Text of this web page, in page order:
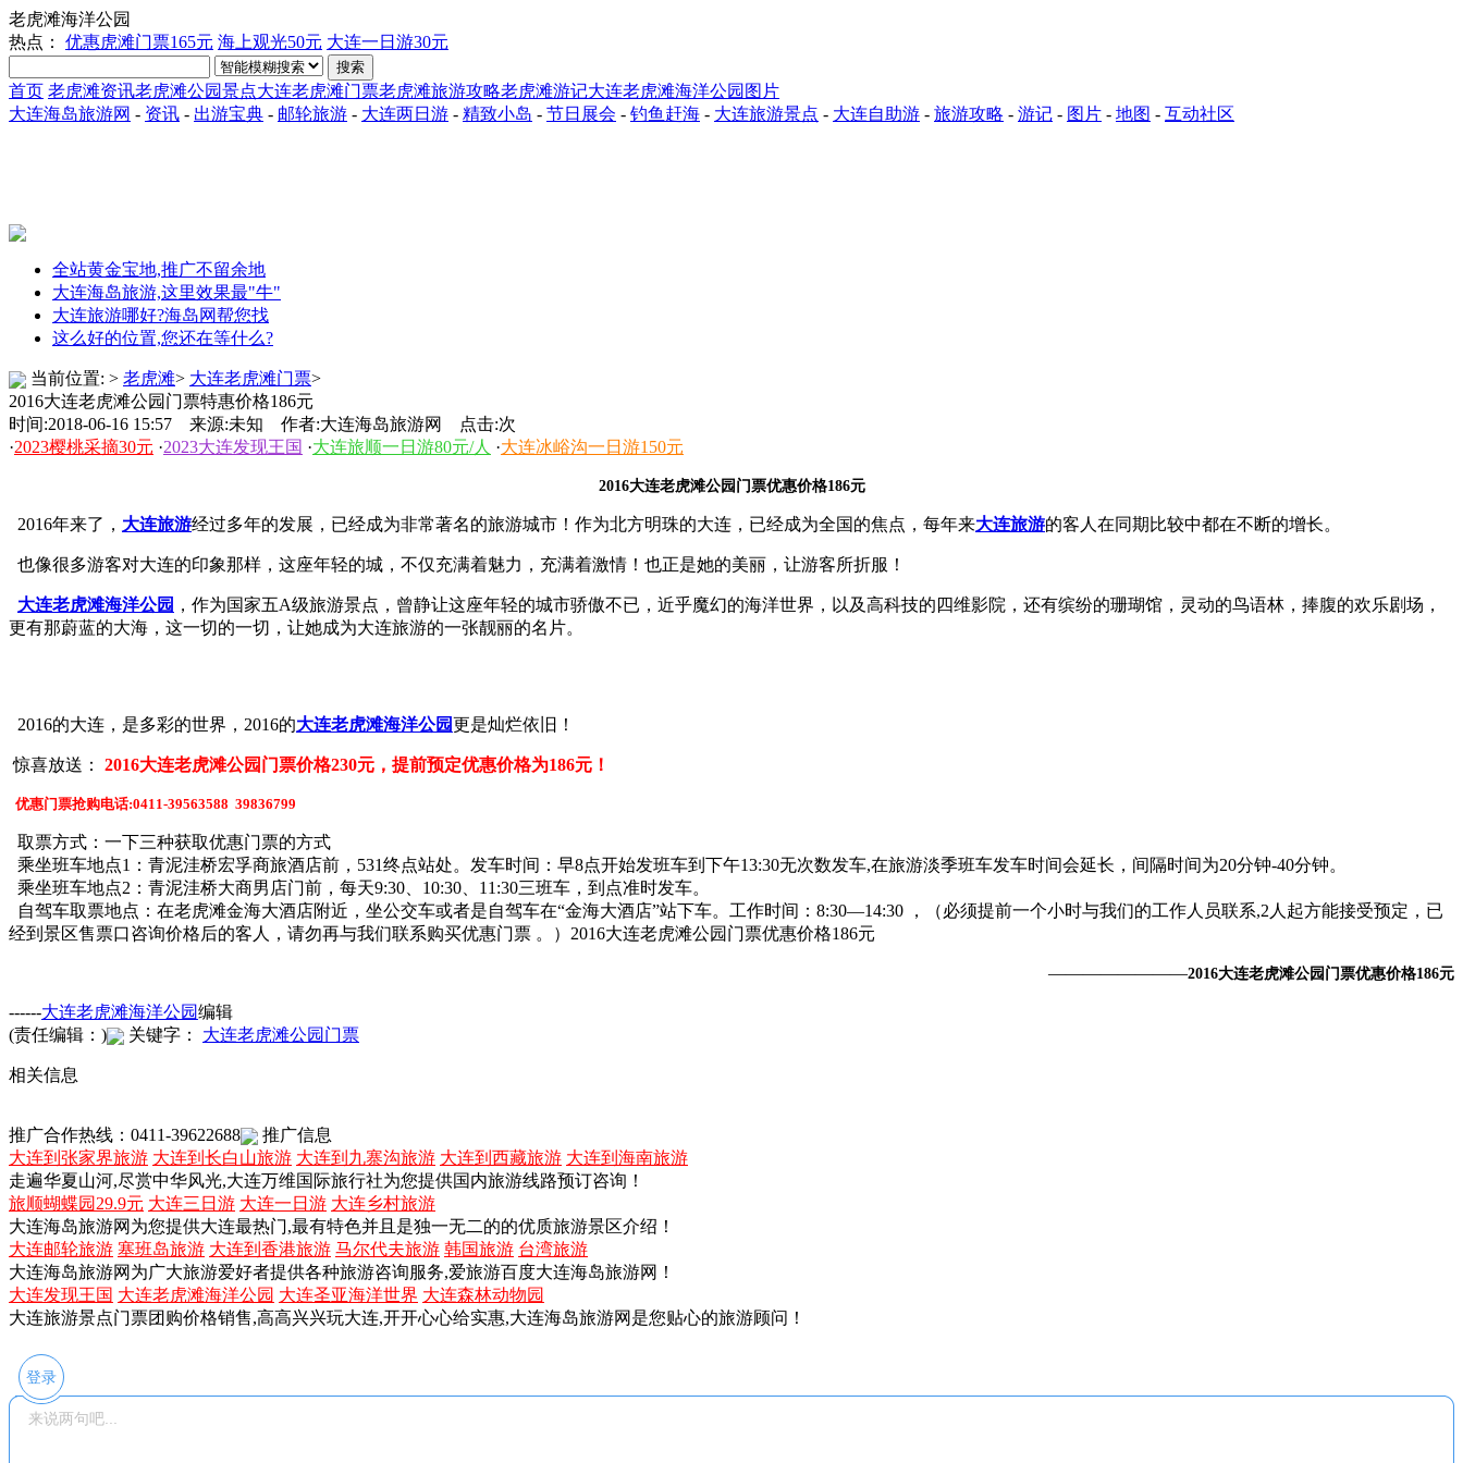
老虎滩海洋公园
热点：
优惠虎滩门票165元 海上观光50元 大连一日游30元
搜索
首页 老虎滩资讯老虎滩公园景点大连老虎滩门票老虎滩旅游攻略老虎滩游记大连老虎滩海洋公园图片
大连海岛旅游网 - 资讯 - 出游宝典 - 邮轮旅游 - 大连两日游 - 精致小岛 - 节日展会 - 钓鱼赶海 - 大连旅游景点 - 大连自助游 - 旅游攻略 - 游记 - 图片 - 地图 - 互动社区
全站黄金宝地,推广不留余地
大连海岛旅游,这里效果最"牛"
大连旅游哪好?海岛网帮您找
这么好的位置,您还在等什么?
当前位置: > 老虎滩> 大连老虎滩门票>
2016大连老虎滩公园门票特惠价格186元
时间:2018-06-16 15:57 来源:未知 作者:大连海岛旅游网 点击:次
·2023樱桃采摘30元 ·2023大连发现王国 ·大连旅顺一日游80元/人 ·大连冰峪沟一日游150元
2016大连老虎滩公园门票优惠价格186元
2016年来了， 大连旅游经过多年的发展，已经成为非常著名的旅游城市！作为北方明珠的大连，已经成为全国的焦点，每年来大连旅游的客人在同期比较中都在不断的增长。
也像很多游客对大连的印象那样，这座年轻的城，不仅充满着魅力，充满着激情！也正是她的美丽，让游客所折服！
大连老虎滩海洋公园 ，作为国家五A级旅游景点，曾静让这座年轻的城市骄傲不已，近乎魔幻的海洋世界，以及高科技的四维影院，还有缤纷的珊瑚馆，灵动的鸟语林，捧腹的欢乐剧场，
更有那蔚蓝的大海，这一切的一切，让她成为大连旅游的一张靓丽的名片。
2016的大连，是多彩的世界，2016的大连老虎滩海洋公园更是灿烂依旧！
惊喜放送： 2016大连老虎滩公园门票价格230元，提前预定优惠价格为186元！
优惠门票抢购电话:0411-39563588 39836799
取票方式：一下三种获取优惠门票的方式
乘坐班车地点1：青泥洼桥宏孚商旅酒店前，531终点站处。发车时间：早8点开始发班车到下午13:30无次数发车,在旅游淡季班车发车时间会延长，间隔时间为20分钟-40分钟。
乘坐班车地点2：青泥洼桥大商男店门前，每天9:30、10:30、11:30三班车，到点准时发车。
自驾车取票地点：在老虎滩金海大酒店附近，坐公交车或者是自驾车在“金海大酒店”站下车。工作时间：8:30—14:30 ，（必须提前一个小时与我们的工作人员联系,2人起方能接受预定，已
经到景区售票口咨询价格后的客人，请勿再与我们联系购买优惠门票 。）2016大连老虎滩公园门票优惠价格186元
————————2016大连老虎滩公园门票优惠价格186元
------大连老虎滩海洋公园编辑
(责任编辑：)
关键字： 大连老虎滩公园门票
相关信息
推广合作热线：0411-39622688
推广信息
大连到张家界旅游 大连到长白山旅游 大连到九寨沟旅游 大连到西藏旅游 大连到海南旅游
走遍华夏山河,尽赏中华风光,大连万维国际旅行社为您提供国内旅游线路预订咨询！
旅顺蝴蝶园29.9元 大连三日游 大连一日游 大连乡村旅游
大连海岛旅游网为您提供大连最热门,最有特色并且是独一无二的的优质旅游景区介绍！
大连邮轮旅游 塞班岛旅游 大连到香港旅游 马尔代夫旅游 韩国旅游 台湾旅游
大连海岛旅游网为广大旅游爱好者提供各种旅游咨询服务,爱旅游百度大连海岛旅游网！
大连发现王国 大连老虎滩海洋公园 大连圣亚海洋世界 大连森林动物园
大连旅游景点门票团购价格销售,高高兴兴玩大连,开开心心给实惠,大连海岛旅游网是您贴心的旅游顾问！
登录